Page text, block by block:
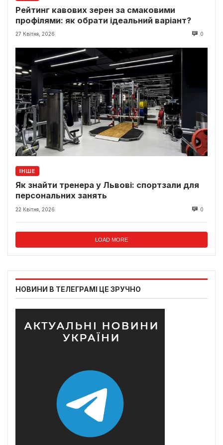
Рейтинг кавових зерен за смаковими
профілями: як обрати ідеальний варіант?
27 Квітня, 2026 0
ІНШЕ
Як знайти тренера у Львові: спортзали для
персональних занять
22 Квітня, 2026 0
LOAD MORE
НОВИНИ В ТЕЛЕГРАМІ ЦЕ ЗРУЧНО